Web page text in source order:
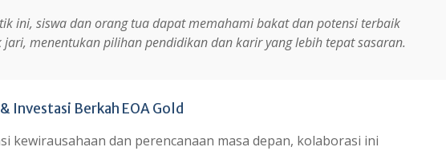
ini, siswa dan orang tua dapat memahami bakat dan potensi terbaik
menentukan pilihan pendidikan dan karir yang lebih tepat sasaran.
Investasi Berkah EOA Gold
kewirausahaan dan perencanaan masa depan, kolaborasi ini